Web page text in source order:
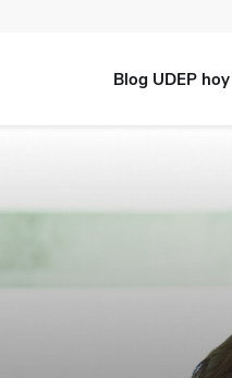
Blog UDEP hoy